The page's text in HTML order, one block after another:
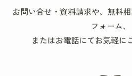
お問い合せ・資料請求や、無料
フォーム、
またはお電話にてお気軽に